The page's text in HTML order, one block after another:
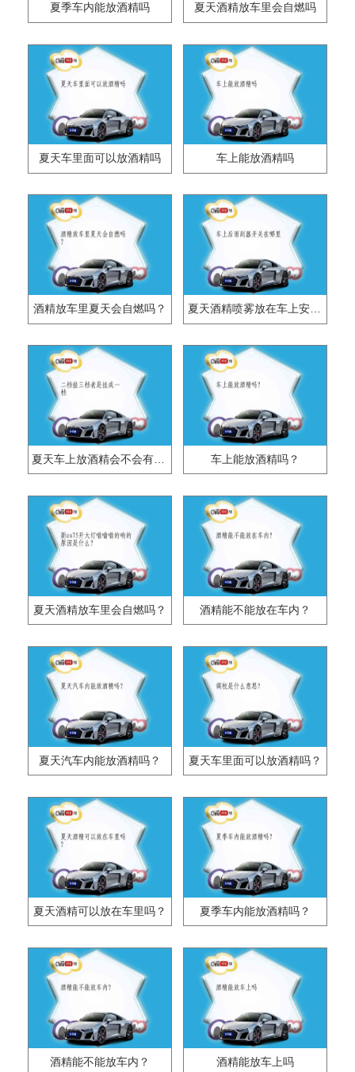
夏季车内能放酒精吗 夏天酒精放车里会自燃吗
夏天车里面可以放酒精吗 车上能放酒精吗
酒精放车里夏天会自燃吗？ 夏天酒精喷雾放在车上安全吗？
车上能放酒精吗？
夏天酒精放车里会自燃吗？ 酒精能不能放在车内？
夏天汽车内能放酒精吗？ 夏天车里面可以放酒精吗？
夏天酒精可以放在车里吗？ 夏季车内能放酒精吗？
酒精能不能放车内？ 酒精能放车上吗